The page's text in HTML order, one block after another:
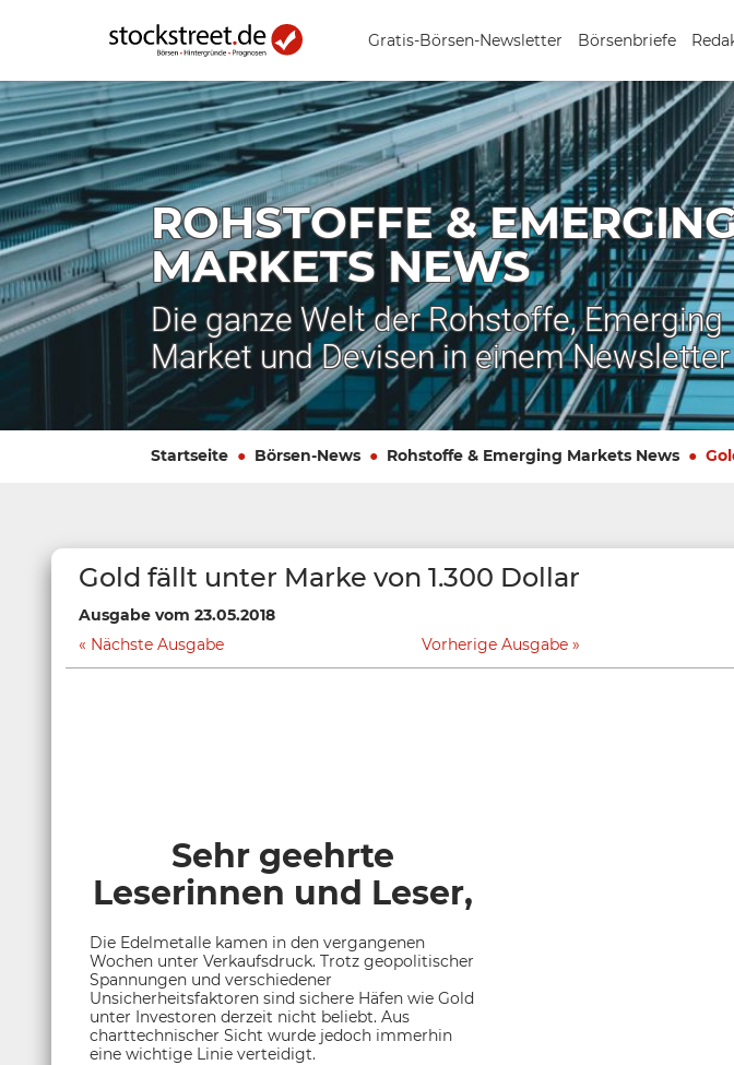
Gratis-Börsen-Newsletter Börsenbriefe
ROHSTOFFE &
MARKETS NEWS
Die ganze Welt der Rohstoffe, Emerging
Market und Devisen in einem Newsletter
Startseite Börsen-News Rohstoffe & Emerging Markets News
Gold fällt unter Marke von 1.300 Dollar
Ausgabe vom 23.05.2018
Nächste Ausgabe
Vorherige Ausgabe
Sehr geehrte
Leserinnen und Leser,
Die Edelmetalle kamen in den vergangenen
Wochen unter Verkaufsdruck. Trotz geopolitischer
Spannungen und verschiedener
Unsicherheitsfaktoren sind sichere Häfen wie Gold
unter Investoren derzeit nicht beliebt. Aus
charttechnischer Sicht wurde jedoch immerhin
eine wichtige Linie verteidigt.